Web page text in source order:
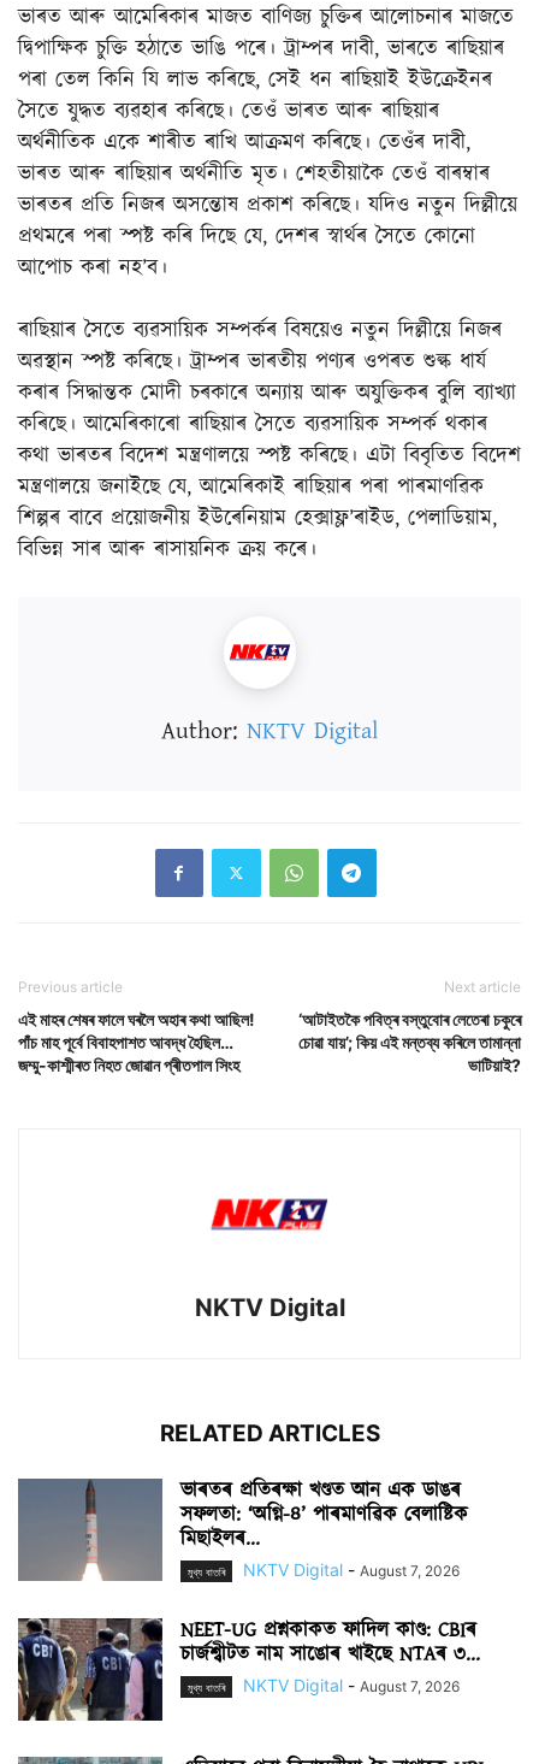
ভাৰত আৰু আমেৰিকাৰ মাজত বাণিজ্য চুক্তিৰ আলোচনাৰ মাজতে
দ্বিপাক্ষিক চুক্তি হঠাতে ভাঙি পৰে। ট্ৰাম্পৰ দাবী, ভাৰতে ৰাছিয়াৰ
পৰা তেল কিনি যি লাভ কৰিছে, সেই ধন ৰাছিয়াই ইউক্ৰেইনৰ
সৈতে যুদ্ধত ব্যৱহাৰ কৰিছে। তেওঁ ভাৰত আৰু ৰাছিয়াৰ
অৰ্থনীতিক একে শাৰীত ৰাখি আক্ৰমণ কৰিছে। তেওঁৰ দাবী,
ভাৰত আৰু ৰাছিয়াৰ অৰ্থনীতি মৃত। শেহতীয়াকৈ তেওঁ বাৰম্বাৰ
ভাৰতৰ প্ৰতি নিজৰ অসন্তোষ প্ৰকাশ কৰিছে। যদিও নতুন দিল্লীয়ে
প্ৰথমৰে পৰা স্পষ্ট কৰি দিছে যে, দেশৰ স্বাৰ্থৰ সৈতে কোনো
আপোচ কৰা নহ’ব।
ৰাছিয়াৰ সৈতে ব্যৱসায়িক সম্পৰ্কৰ বিষয়েও নতুন দিল্লীয়ে নিজৰ
অৱস্থান স্পষ্ট কৰিছে। ট্ৰাম্পৰ ভাৰতীয় পণ্যৰ ওপৰত শুল্ক ধাৰ্য
কৰাৰ সিদ্ধান্তক মোদী চৰকাৰে অন্যায় আৰু অযুক্তিকৰ বুলি ব্যাখ্যা
কৰিছে। আমেৰিকাৰো ৰাছিয়াৰ সৈতে ব্যৱসায়িক সম্পৰ্ক থকাৰ
কথা ভাৰতৰ বিদেশ মন্ত্ৰণালয়ে স্পষ্ট কৰিছে। এটা বিবৃতিত বিদেশ
মন্ত্ৰণালয়ে জনাইছে যে, আমেৰিকাই ৰাছিয়াৰ পৰা পাৰমাণৱিক
শিল্পৰ বাবে প্ৰয়োজনীয় ইউৰেনিয়াম হেক্সাফ্ল’ৰাইড, পেলাডিয়াম,
বিভিন্ন সাৰ আৰু ৰাসায়নিক ক্ৰয় কৰে।
Author: NKTV Digital
Previous article
এই মাহৰ শেষৰ ফালে ঘৰলৈ অহাৰ কথা আছিল!
পাঁচ মাহ পূৰ্বে বিবাহপাশত আবদ্ধ হৈছিল…
জম্মু-কাশ্মীৰত নিহত জোৱান প্ৰীতপাল সিংহ
Next article
‘আটাইতকৈ পবিত্ৰ বস্তুবোৰ লেতেৰা চকুৰে
চোৱা যায়’; কিয় এই মন্তব্য কৰিলে তামান্না
ভাটিয়াই?
NKTV Digital
RELATED ARTICLES
ভাৰতৰ প্ৰতিৰক্ষা খণ্ডত আন এক ডাঙৰ
সফলতা: ‘অগ্নি-৪’ পাৰমাণৱিক বেলাষ্টিক
মিছাইলৰ...
মুখ্য বাতৰি NKTV Digital - August 7, 2026
NEET-UG প্ৰশ্নকাকত ফাদিল কাণ্ড: CBIৰ
চাৰ্জশ্বীটত নাম সাঙোৰ খাইছে NTAৰ ৩...
মুখ্য বাতৰি NKTV Digital - August 7, 2026